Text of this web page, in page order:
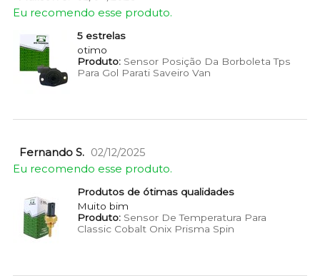
Eu recomendo esse produto.
5 estrelas
otimo
Produto:Sensor Posição Da Borboleta Tps
Para Gol Parati Saveiro Van
Fernando S. 02/12/2025
Eu recomendo esse produto.
Produtos de ótimas qualidades
Muito bim
Produto:Sensor De Temperatura Para
Classic Cobalt Onix Prisma Spin